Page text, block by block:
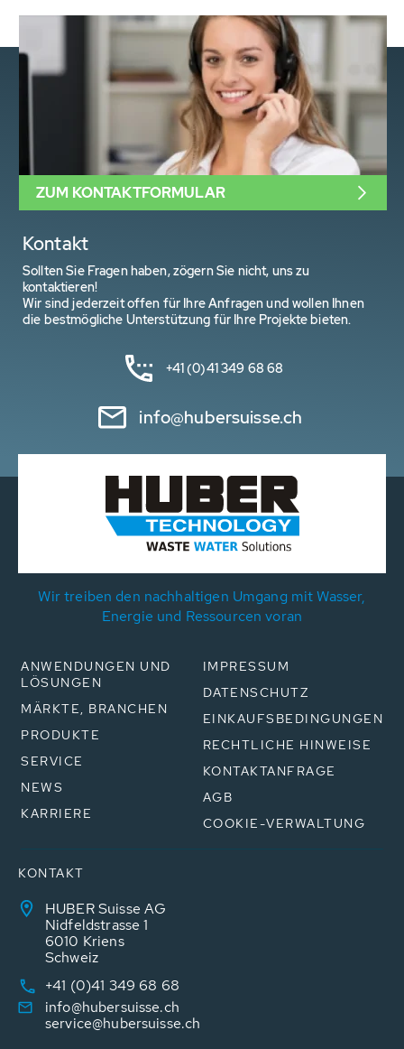
Kontakt
Sollten Sie Fragen haben, zögern Sie nicht, uns zu
kontaktieren!
Wir sind jederzeit offen für Ihre Anfragen und wollen Ihnen
die bestmögliche Unterstützung für Ihre Projekte bieten.
+41 (0)41 349 68 68
info@hubersuisse.ch
ZUM KONTAKTFORMULAR
Wir treiben den nachhaltigen Umgang mit Wasser,
Energie und Ressourcen voran
ANWENDUNGEN UND
LÖSUNGEN
MÄRKTE, BRANCHEN
PRODUKTE
SERVICE
NEWS
KARRIERE
IMPRESSUM
DATENSCHUTZ
EINKAUFSBEDINGUNGEN
RECHTLICHE HINWEISE
KONTAKTANFRAGE
AGB
COOKIE-VERWALTUNG
KONTAKT
HUBER Suisse AG
Nidfeldstrasse 1
6010 Kriens
Schweiz
+41 (0)41 349 68 68
info@hubersuisse.ch
service@hubersuisse.ch